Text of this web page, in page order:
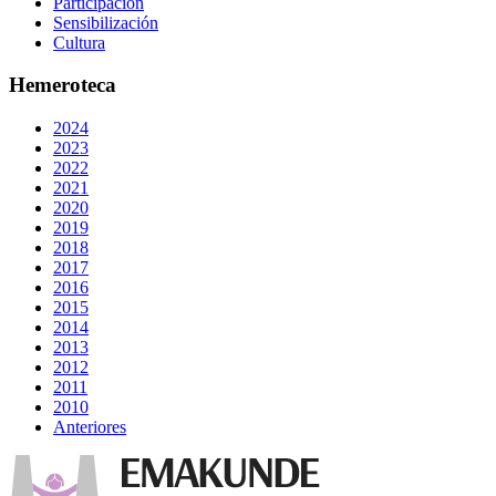
Sensibilización
Cultura
Hemeroteca
2024
2023
2022
2021
2020
2019
2018
2017
2016
2015
2014
2013
2012
2011
2010
Anteriores